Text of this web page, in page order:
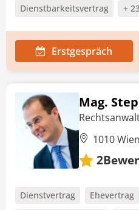
Dienstbarkeitsvertrag
+
Erstgespräch
Mag.
1010 Wien
2
Dienstvertrag Ehevertrag